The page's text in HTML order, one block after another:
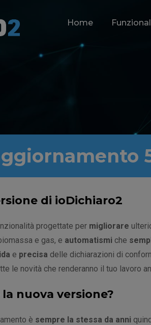
Home
di ioDichiaro2
progettate per migliorare
e gas, e automatismi che
e precisa delle dichiarazioni di
le novità che renderanno il tuo lavoro
nuova versione?
è sempre la stessa da anni